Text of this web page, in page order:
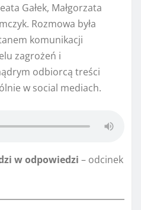
Gałek, Małgorzata
Rozmowa była
komunikacji
zagrożeń i
odbiorcą treści
w social mediach.
w odpowiedzi – odcinek